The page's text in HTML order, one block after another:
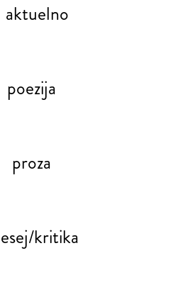
aktuelno
poezija
proza
esej/kritika